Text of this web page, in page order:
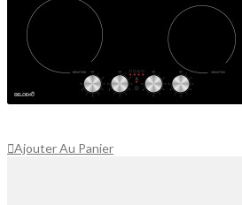
Ajouter Au Panier